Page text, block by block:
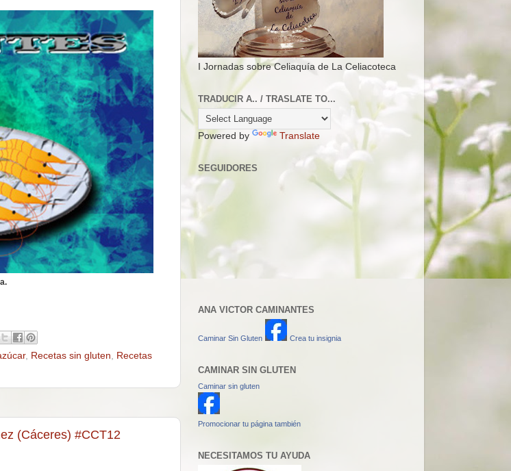
, Recetas sin gluten, Recetas
(Cáceres) #CCT12
I Jornadas sobre Celiaquía de La Celiacoteca
TRADUCIR A.. / TRASLATE TO...
Powered by Translate
SEGUIDORES
ANA VICTOR CAMINANTES
Caminar Sin Gluten Crea tu insignia
CAMINAR SIN GLUTEN
Caminar sin gluten
Promocionar tu página también
NECESITAMOS TU AYUDA